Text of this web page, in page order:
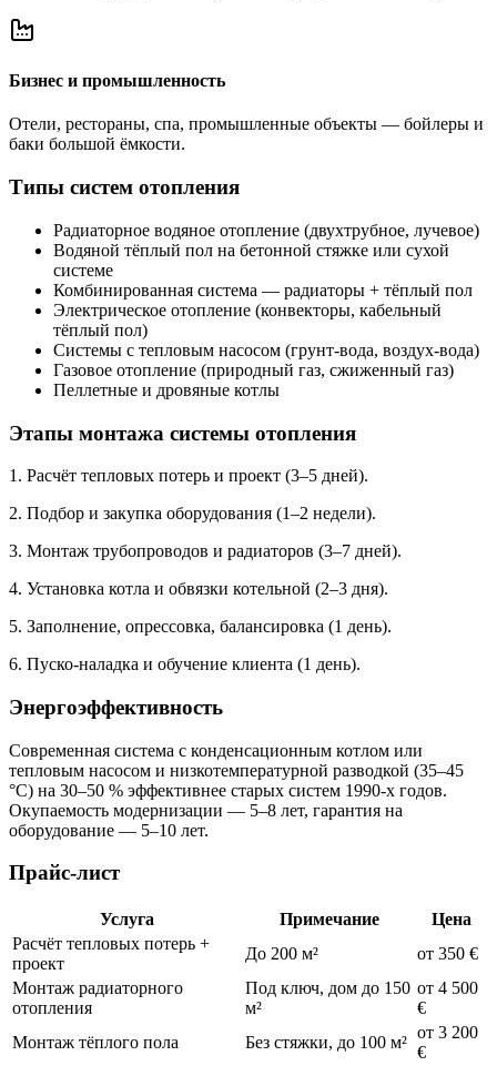
Бизнес и промышленность
Отели, рестораны, спа, промышленные объекты — бойлеры и
баки большой ёмкости.
Типы систем отопления
Радиаторное водяное отопление (двухтрубное, лучевое)
Водяной тёплый пол на бетонной стяжке или сухой
системе
Комбинированная система — радиаторы + тёплый пол
Электрическое отопление (конвекторы, кабельный
тёплый пол)
Системы с тепловым насосом (грунт-вода, воздух-вода)
Газовое отопление (природный газ, сжиженный газ)
Пеллетные и дровяные котлы
Этапы монтажа системы отопления
1. Расчёт тепловых потерь и проект (3–5 дней).
2. Подбор и закупка оборудования (1–2 недели).
3. Монтаж трубопроводов и радиаторов (3–7 дней).
4. Установка котла и обвязки котельной (2–3 дня).
5. Заполнение, опрессовка, балансировка (1 день).
6. Пуско-наладка и обучение клиента (1 день).
Энергоэффективность
Современная система с конденсационным котлом или
тепловым насосом и низкотемпературной разводкой (35–45
°C) на 30–50 % эффективнее старых систем 1990-х годов.
Окупаемость модернизации — 5–8 лет, гарантия на
оборудование — 5–10 лет.
Прайс-лист
Услуга Примечание
Цена
Расчёт тепловых потерь +
проект
До 200 м²
от 350 €
Монтаж радиаторного
отопления
Под ключ, дом до 150
м²
от 4 500
€
Монтаж тёплого пола
Без стяжки, до 100 м²
от 3 200
€